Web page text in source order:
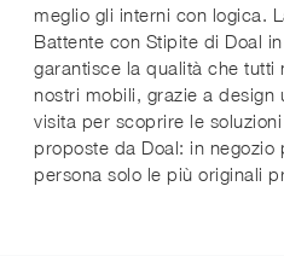
meglio gli interni con logica.
Battente con Stipite di Doal
garantisce la qualità che tutti
nostri mobili, grazie a design
visita per scoprire le
proposte da Doal: in negozio
persona solo le più originali